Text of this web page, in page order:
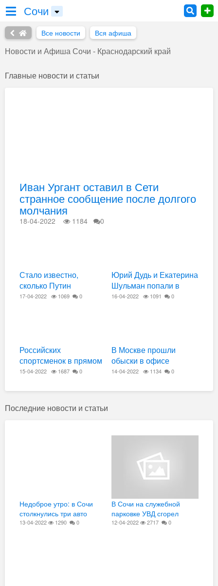
Сочи
Все новости Вся афиша
Новости и Афиша Сочи - Краснодарский край
Главные новости и статьи
Иван Ургант оставил в Сети
странное сообщение после долгого
молчания
18-04-2022 1184 0
Стало известно,
сколько Путин
заработал за 2021 год
17-04-2022 1069 0
Юрий Дудь и Екатерина
Шульман попали в
реестр СМИ-
16-04-2022 1091 0
Российских
спортсменок в прямом
эфире ведущий назвал
скандал
15-04-2022 1687 0
В Москве прошли
обыски в офисе
“Аэрофлота”
14-04-2022 1134 0
Последние новости и статьи
Недоброе утро: в Сочи
столкнулись три авто
(Видео)
13-04-2022 1290 0
В Сочи на служебной
парковке УВД сгорел
служебный автомобиль
12-04-2022 2717 0